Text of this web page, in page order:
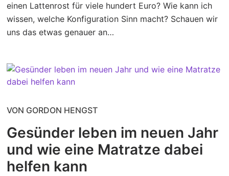
einen Lattenrost für viele hundert Euro? Wie kann ich
wissen, welche Konfiguration Sinn macht? Schauen wir
uns das etwas genauer an…
VON GORDON HENGST
Gesünder leben im neuen Jahr
und wie eine Matratze dabei
helfen kann